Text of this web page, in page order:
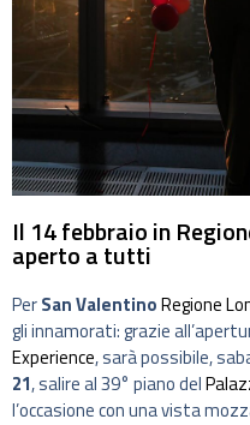
Il 14 febbraio in
aperto a tutti
PerSan ValentinoRegione
gli innamorati: grazie
Experience, sarà possibile,
21, salire al 39° piano del
l’occasione con una vista